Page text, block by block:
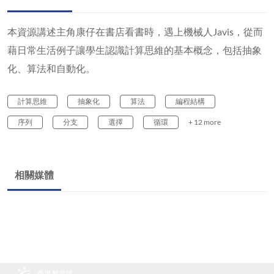
本資源講述主角康仔在書店看書時，遇上機械人Javis，從而
藉日常生活例子讓學生認識計算思維的基本概念，包括抽象
化、算法和自動化。
計算思維 抽象化 算法 編程結構
序列 分支 選擇 循環 + 12 more
相關媒體